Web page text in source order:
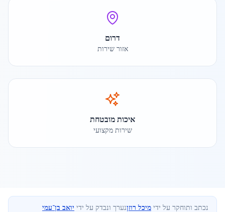
דרום
אזור שירות
איכות מובטחת
שירות מקצועי
נכתב ותוחקר על ידי מיכל רוזןנערך ונבדק על ידי יואב בן־עמי